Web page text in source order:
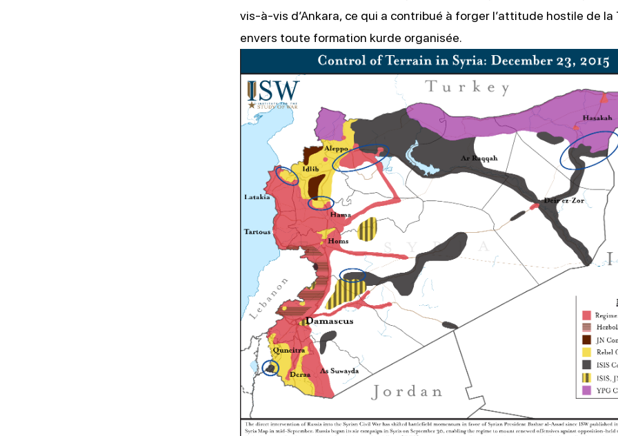
vis-à-vis d’Ankara, ce qui a contribué à forger l’attitude hostile de la
envers toute formation kurde organisée.